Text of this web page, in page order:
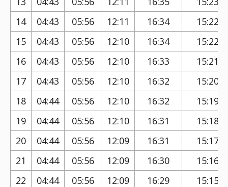
14
04:43 05:56 12:11 16:34
15:22
15
04:43 05:56 12:10 16:34
15:22
16
04:43 05:56 12:10 16:33
15:21
17
04:43 05:56 12:10 16:32
15:20
18
04:44 05:56 12:10 16:32
15:19
19
04:44 05:56 12:10 16:31
15:18
20
04:44 05:56 12:09 16:31
15:17
21
04:44 05:56 12:09 16:30
15:16
22
04:44 05:56 12:09 16:29
15:15